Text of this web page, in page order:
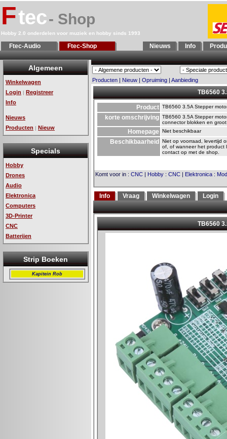
Ftec- Shop
Hobby 2.0 onderdelen voor muziek en hobby sinds 1993
Ftec-Audio Ftec-Shop Nieuws Info
Algemeen
Winkelwagen
Login | Registreer
Info
Nieuws
Producten | Nieuw
Specials
Hobby
Drones
Audio
Elektronica
Computers
3D-Printer
CNC
Batterijen
Strip Boeken
Kapitein Rob
Producten | Nieuw | Opruiming | Aanbieding
TB6560
Product TB6560 3.5A Stepper
korte omschrijving TB6560 3.5A Stepper
connector blokken en
Homepage Niet beschikbaar
Beschikbaarheid
Niet op voorraad, levertijd
of, of wanneer het product
contact op met de shop.
Komt voor in : CNC | Hobby : CNC | Elektronica :
Info Vraag Winkelwagen Login